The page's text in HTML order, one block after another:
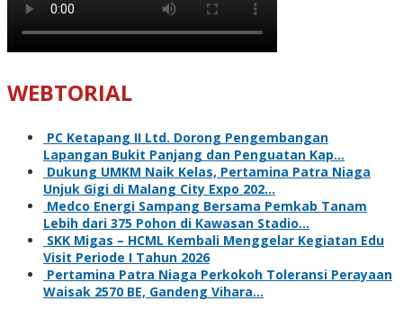
WEBTORIAL
PC Ketapang II Ltd. Dorong Pengembangan
Lapangan Bukit Panjang dan Penguatan Kap…
Dukung UMKM Naik Kelas, Pertamina Patra Niaga
Unjuk Gigi di Malang City Expo 202…
Medco Energi Sampang Bersama Pemkab Tanam
Lebih dari 375 Pohon di Kawasan Stadio…
SKK Migas – HCML Kembali Menggelar Kegiatan Edu
Visit Periode I Tahun 2026
Pertamina Patra Niaga Perkokoh Toleransi Perayaan
Waisak 2570 BE, Gandeng Vihara…